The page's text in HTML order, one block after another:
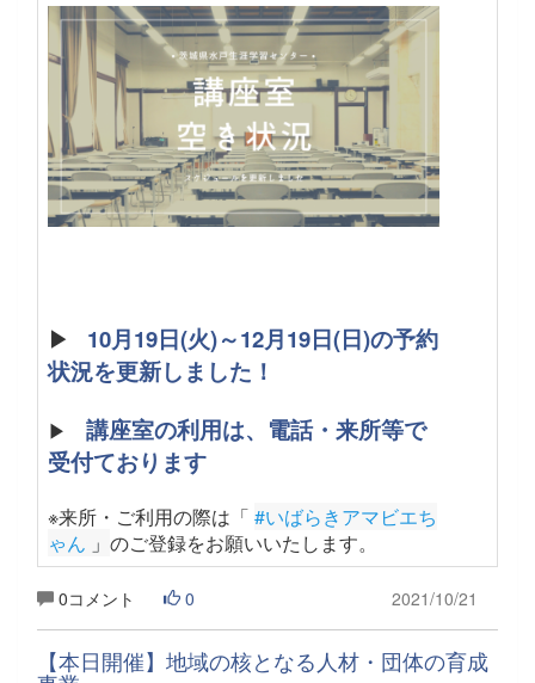
▶
10月19日(火)～12月19日(日)の予約
状況を更新しました！
▶ 講座室の利用は、電話・来所等で
受付ております
※来所・ご利用の際は「 #いばらきアマビエち
ゃん 」 のご登録をお願いいたします。
0コメント 0 2021/10/21
【本日開催】地域の核となる人材・団体の育成